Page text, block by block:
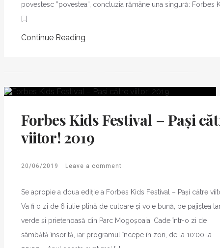
povestesc ”povestea”, concluzia rămâne una singură: Forbes
[…]
Continue Reading
Forbes Kids Festival – Pași
viitor! 2019
20/06/2019 Leave a comment
Se apropie a doua ediție a Forbes Kids Festival – Pași către
Va fi o zi de 6 iulie plină de culoare și voie bună, pe pajiștea
verde și prietenoasă din Parc Mogoșoaia. Cade într-o zi de
sâmbătă însorită, iar programul începe în zori, de la 10:00 la